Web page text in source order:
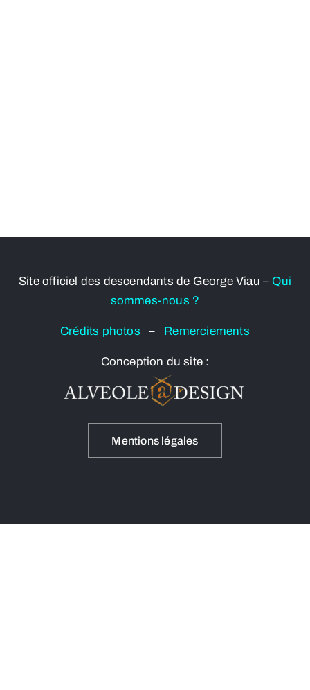
Site officiel des descendants de George Viau – Qui
sommes-nous ?
Crédits photos– Remerciements
Conception du site :
Mentions légales